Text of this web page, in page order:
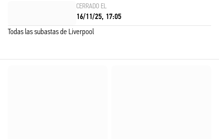
CERRADO EL
16/11/25, 17:05
Todas las subastas de Liverpool